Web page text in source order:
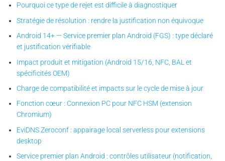
Pourquoi ce type de rejet est difficile à diagnostiquer
Stratégie de résolution : rendre la justification non équivoque
Android 14+ — Service premier plan Android (FGS) : type déclaré
et justification vérifiable
Impact produit et mitigation (Android 15/16, NFC, BAL et
spécificités OEM)
Charge de compatibilité et impacts sur le cycle de mise à jour
Fonction cœur : Connexion PC pour NFC HSM (extension
Chromium)
EviDNS Zeroconf : appairage local serverless pour extensions
desktop
Service premier plan Android : contrôles utilisateur (notification,